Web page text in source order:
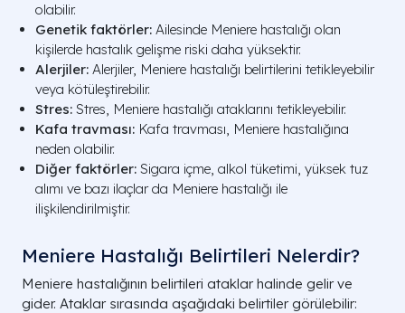
olabilir.
Genetik faktörler: Ailesinde Meniere hastalığı olan
kişilerde hastalık gelişme riski daha yüksektir.
Alerjiler: Alerjiler, Meniere hastalığı belirtilerini tetikleyebilir
veya kötüleştirebilir.
Stres: Stres, Meniere hastalığı ataklarını tetikleyebilir.
Kafa travması: Kafa travması, Meniere hastalığına
neden olabilir.
Diğer faktörler: Sigara içme, alkol tüketimi, yüksek tuz
alımı ve bazı ilaçlar da Meniere hastalığı ile
ilişkilendirilmiştir.
Meniere Hastalığı Belirtileri Nelerdir?
Meniere hastalığının belirtileri ataklar halinde gelir ve
gider. Ataklar sırasında aşağıdaki belirtiler görülebilir: